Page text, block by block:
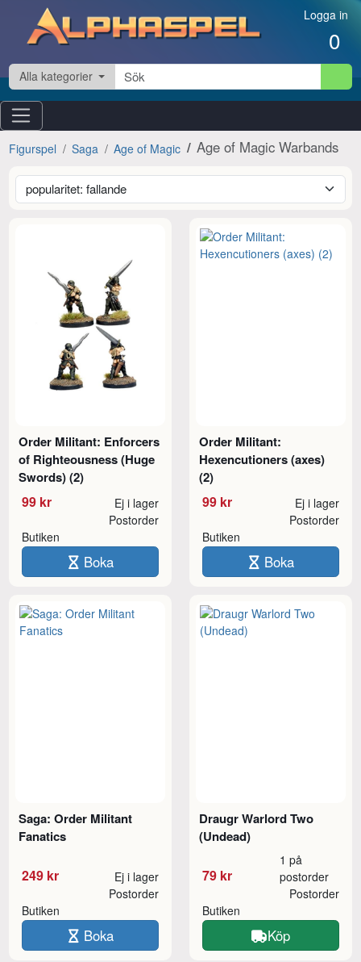
Hoppa till innehåll Logga in
0
Alla kategorier
Figurspel Saga Age of Magic Age of Magic Warbands
Order Militant: Enforcers
of Righteousness (Huge
Swords) (2)
99 kr Ej i lager
Butiken
Postorder
Boka
Order Militant:
Hexencutioners (axes)
(2)
99 kr Ej i lager
Butiken
Postorder
Boka
Saga: Order Militant
Fanatics
249 kr Ej i lager
Butiken
Postorder
Boka
Draugr Warlord Two
(Undead)
79 kr
1 på
postorder
Butiken
Postorder
Köp